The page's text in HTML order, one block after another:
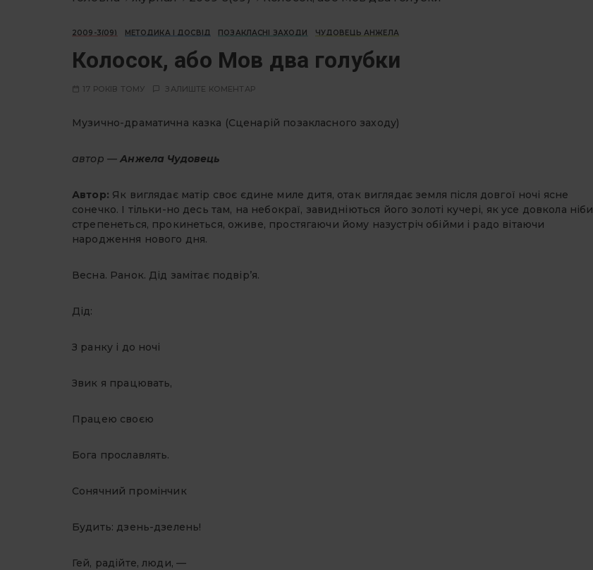
2009-3(09) МЕТОДИКА І ДОСВІД ПОЗАКЛАСНІ ЗАХОДИ ЧУДОВЕЦЬ АНЖЕЛА
Колосок, або Мов два голубки
17 РОКІВ ТОМУ ЗАЛИШТЕ КОМЕНТАР
Музично-драматична казка (Сценарій позакласного заходу)
автор — Анжела Чудовець
Автор: Як виглядає матір своє єдине миле дитя, отак виглядає земля після довгої ночі ясне
сонечко. І тільки-но десь там, на небокраї, завидніються його золоті кучері, як усе довкола ніби
стрепенеться, прокинеться, оживе, простягаючи йому назустріч обійми і радо вітаючи
народження нового дня.
Весна. Ранок. Дід замітає подвір’я.
Дід:
З ранку і до ночі
Звик я працювать,
Працею своєю
Бога прославлять.
Сонячний промінчик
Будить: дзень-дзелень!
Гей, радійте, люди,—